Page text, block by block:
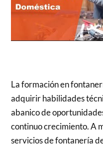
La formación en
adquirir habilidades
abanico de
continuo crecimiento. A
servicios de fontanería